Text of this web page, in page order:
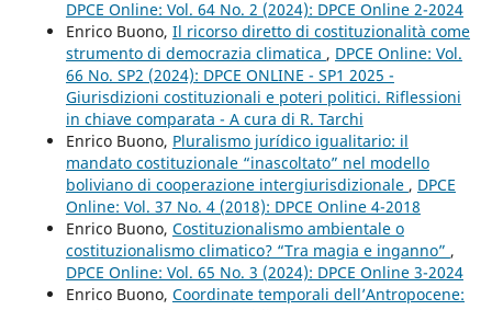
DPCE Online: Vol. 64 No. 2 (2024): DPCE Online 2-2024
Enrico Buono, Il ricorso diretto di costituzionalità come
strumento di democrazia climatica , DPCE Online: Vol.
66 No. SP2 (2024): DPCE ONLINE - SP1 2025 -
Giurisdizioni costituzionali e poteri politici. Riflessioni
in chiave comparata - A cura di R. Tarchi
Enrico Buono, Pluralismo jurídico igualitario: il
mandato costituzionale “inascoltato” nel modello
boliviano di cooperazione intergiurisdizionale , DPCE
Online: Vol. 37 No. 4 (2018): DPCE Online 4-2018
Enrico Buono, Costituzionalismo ambientale o
costituzionalismo climatico? “Tra magia e inganno” ,
DPCE Online: Vol. 65 No. 3 (2024): DPCE Online 3-2024
Enrico Buono, Coordinate temporali dell’Antropocene: